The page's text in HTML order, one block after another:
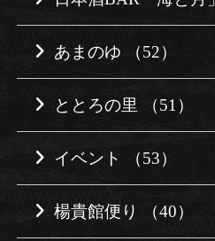
あまのゆ （52）
ととろの里 （51）
イベント （53）
楊貴館便り （40）